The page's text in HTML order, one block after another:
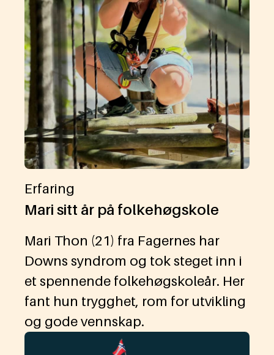
Erfaring
Mari sitt år på folkehøgskole
Mari Thon (21) fra Fagernes har
Downs syndrom og tok steget inn i
et spennende folkehøgskoleår. Her
fant hun trygghet, rom for utvikling
og gode vennskap.